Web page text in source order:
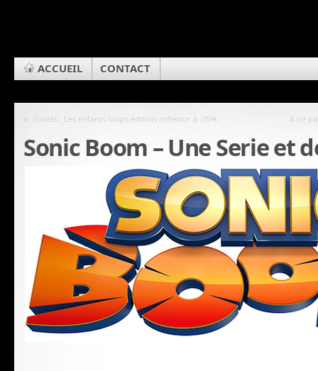
ACCUEIL CONTACT
« Soldes : Les enfants loups édition collector à -35% A ne
Sonic Boom – Une Serie et